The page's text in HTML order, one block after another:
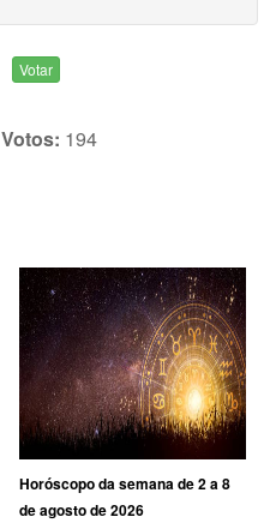
Votos: 194
Horóscopo da semana de 2 a 8
de agosto de 2026